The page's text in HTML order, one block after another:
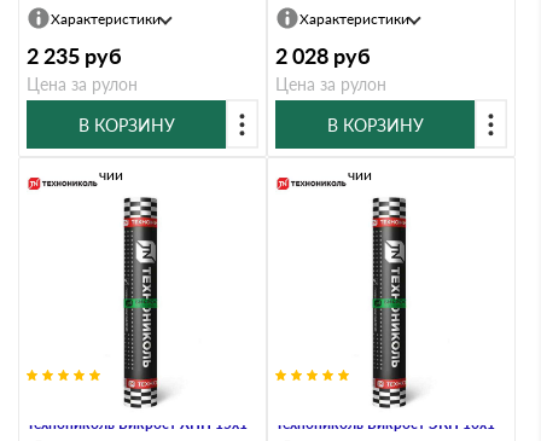
Характеристики
2 235 руб
Цена за рулон
В КОРЗИНУ
Характеристики
2 028 руб
Цена за рулон
В КОРЗИНУ
Материал кровельный
Технониколь Бикрост ХПП 15х1
В наличии
Материал кровельный
Технониколь Бикрост ЭКП 10х1
В наличии